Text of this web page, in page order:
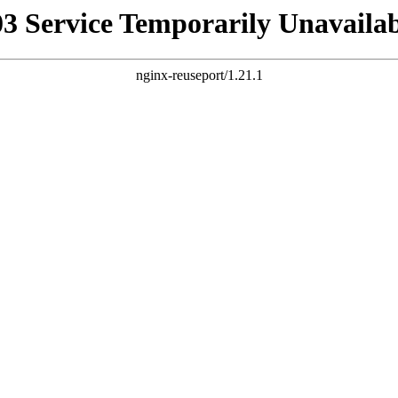
Service Temporarily
nginx-reuseport/1.21.1